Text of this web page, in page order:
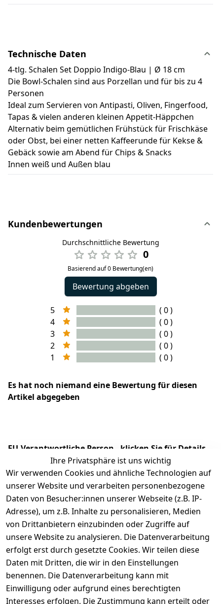
Technische Daten
4-tlg. Schalen Set Doppio Indigo-Blau | Ø 18 cm
Die Bowl-Schalen sind aus Porzellan und für bis zu 4
Personen
Ideal zum Servieren von Antipasti, Oliven, Fingerfood,
Tapas & vielen anderen kleinen Appetit-Häppchen
Alternativ beim gemütlichen Frühstück für Frischkäse
oder Obst, bei einer netten Kaffeerunde für Kekse &
Gebäck sowie am Abend für Chips & Snacks
Innen weiß und Außen blau
Kundenbewertungen
Durchschnittliche Bewertung
0
Basierend auf 0 Bewertung(en)
Bewertung abgeben
5
( 0 )
4
( 0 )
3
( 0 )
2
( 0 )
1
( 0 )
Es hat noch niemand eine Bewertung für diesen
Artikel abgegeben
EU-Verantwortliche Person - klicken Sie für Details
Ihre Privatsphäre ist uns wichtig
Wir verwenden Cookies und ähnliche Technologien auf
unserer Website und verarbeiten personenbezogene
Daten von Besucher:innen unserer Webseite (z.B. IP-
Adresse), um z.B. Inhalte zu personalisieren, Medien
von Drittanbietern einzubinden oder Zugriffe auf
unsere Website zu analysieren. Die Datenverarbeitung
erfolgt erst durch gesetzte Cookies. Wir teilen diese
Daten mit Dritten, die wir in den Einstellungen
benennen. Die Datenverarbeitung kann mit
Einwilligung oder aufgrund eines berechtigten
Interesses erfolgen. Die Zustimmung kann erteilt oder
Rechtliches
Impressum
Services
Registrieren